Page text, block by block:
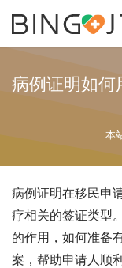
病例证明如何
本
病例证明在移民申
疗相关的签证类型
的作用，如何准备
案，帮助申请人顺